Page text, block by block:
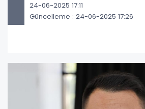
24-06-2025 17:11
Güncelleme : 24-06-2025 17:26